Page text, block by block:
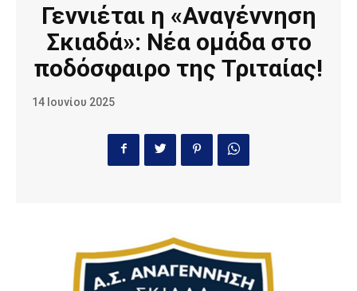
Γεννιέται η «Αναγέννηση
Σκιαδά»: Νέα ομάδα στο
ποδόσφαιρο της Τριταίας!
14 Ιουνίου 2025